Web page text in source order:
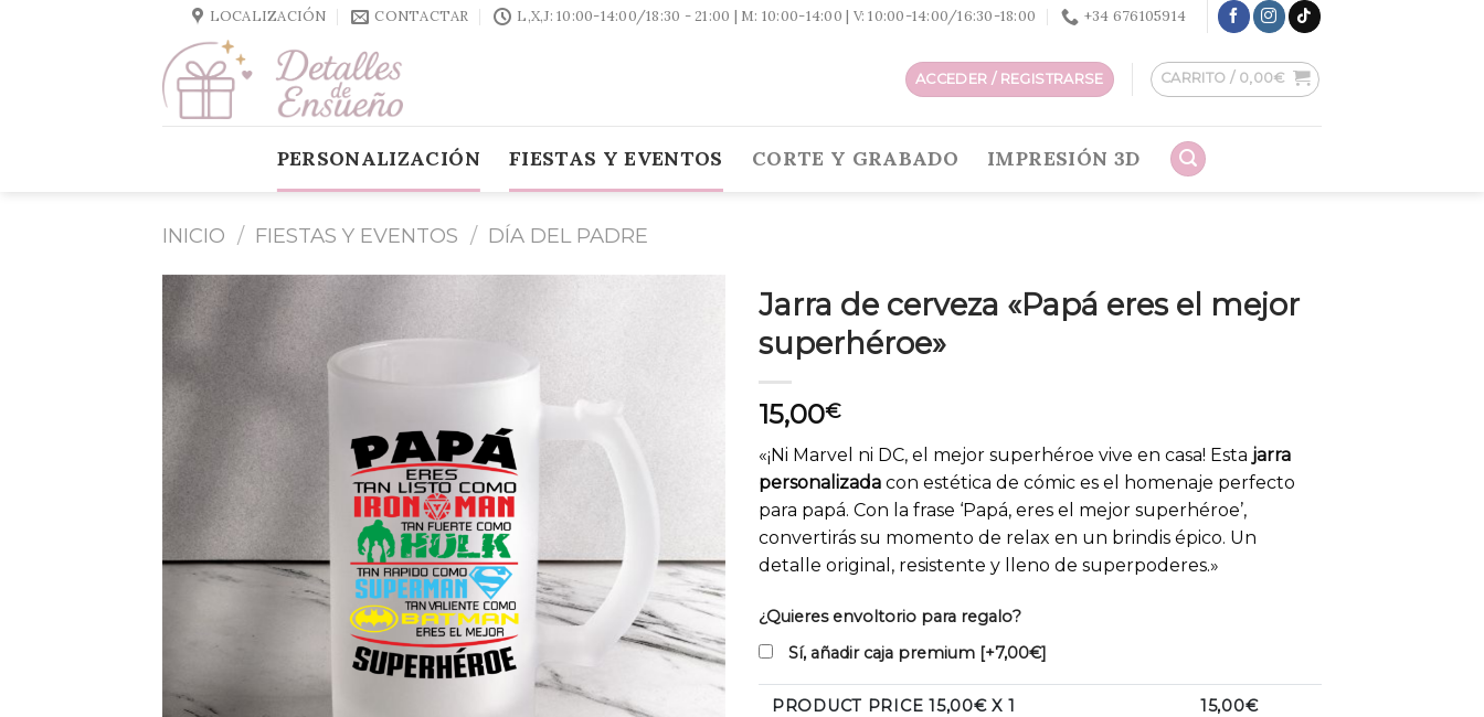
LOCALIZACIÓN CONTACTAR L,X,J: 10:00-14:00/18:30 - 21:00 | M: 10:00-14:00 | V: 10:00-14:00/16:30-18:00 +34 676105914
ACCEDER / REGISTRARSE CARRITO / 0,00€
PERSONALIZACIÓN FIESTAS Y EVENTOS CORTE Y GRABADO IMPRESIÓN 3D
INICIO / FIESTAS Y EVENTOS / DÍA DEL PADRE
Jarra de cerveza «Papá eres el mejor
superhéroe»
15,00€
«¡Ni Marvel ni DC, el mejor superhéroe vive en casa! Esta jarra
personalizada con estética de cómic es el homenaje perfecto
para papá. Con la frase ‘Papá, eres el mejor superhéroe’,
convertirás su momento de relax en un brindis épico. Un
detalle original, resistente y lleno de superpoderes.»
¿Quieres envoltorio para regalo?
Sí, añadir caja premium [+7,00€]
PRODUCT PRICE15,00€ X 1 15,00€